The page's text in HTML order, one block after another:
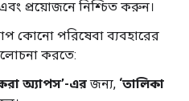
প্রয়োজনে নিশ্চিত করুন।
কোনো পরিষেবা ব্যবহারের
করতে:
অ্যাপস’-এরজন্য, ‘তালিকা